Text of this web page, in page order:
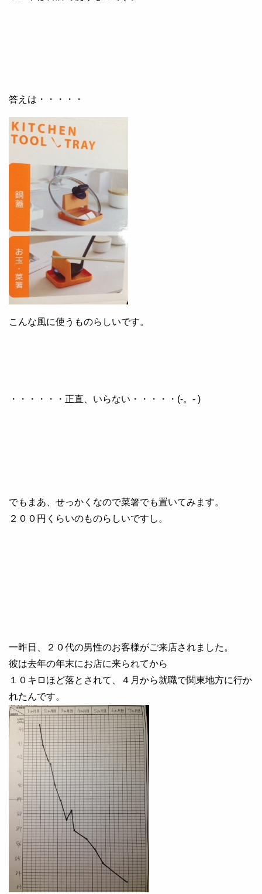
答えは・・・・・
こんな風に使うものらしいです。
・・・・・・正直、いらない・・・・・(-。- )
でもまあ、せっかくなので菜箸でも置いてみます。
２００円くらいのものらしいですし。
一昨日、２０代の男性のお客様がご来店されました。
彼は去年の年末にお店に来られてから
１０キロほど落とされて、４月から就職で関東地方に行か
れたんです。